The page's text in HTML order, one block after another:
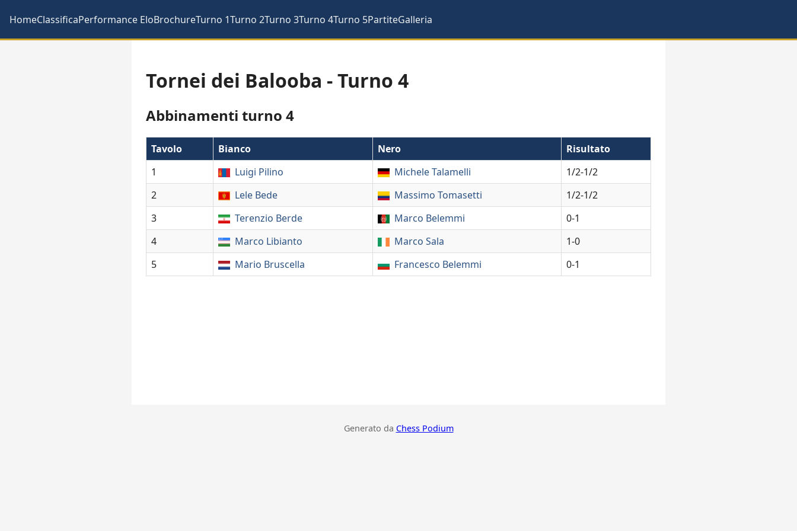
HomeClassificaPerformance EloBrochureTurno 1Turno 2Turno 3Turno 4Turno 5PartiteGalleria
Tornei dei Balooba - Turno 4
Abbinamenti turno 4
Tavolo Bianco Nero
Risultato
1
Luigi Pilino Michele Talamelli
1/2-1/2
2
Lele Bede Massimo Tomasetti
1/2-1/2
3
Terenzio Berde Marco Belemmi
0-1
4
Marco Libianto Marco Sala
1-0
5
Mario Bruscella Francesco Belemmi 0-1
Generato da Chess Podium